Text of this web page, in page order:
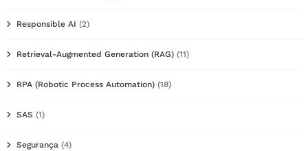
Responsible AI (2)
Retrieval-Augmented Generation (RAG) (11)
RPA (Robotic Process Automation) (18)
SAS (1)
Segurança (4)